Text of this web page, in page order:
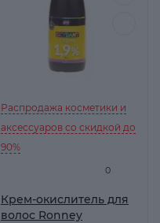
0
Распродажа косметики и
аксессуаров со скидкой до
90%
Крем-окислитель для
волос Ronney